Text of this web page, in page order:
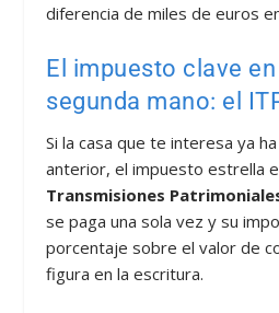
diferencia de miles de euros
El impuesto clave
segunda mano: el
Si la casa que te interesa ya
anterior, el impuesto estrella
Transmisiones
se paga una sola vez y su
porcentaje sobre el valor de
figura en la escritura.